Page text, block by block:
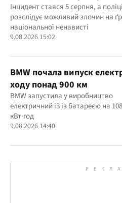
Інцидент стався 5 серпня, а
розслідує можливий злочин на
національної ненависті
9.08.2026 15:02
BMW почала випуск
ходу понад 900 км
BMW запустила у виробництво
електричний i3 із батареєю на
кВт·год
9.08.2026 14:40